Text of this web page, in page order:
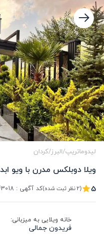
لیدوماتریپ/البرز/کردان
ویلا دوبلکس مدرن با ویو
5 (2 نظر ثبت شده) کد آگهی :
خانه ویلایی به میزبانی:
فریدون جمالی